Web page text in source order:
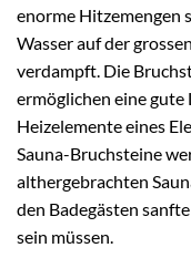
enorme Hitzemengen
Wasser auf der
verdampft. Die
ermöglichen eine
Heizelemente eines
Sauna-Bruchsteine
althergebrachten
den Badegästen
sein müssen.